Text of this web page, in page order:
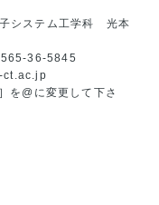
システム工学科 光本
36-5845
に変更して下さ